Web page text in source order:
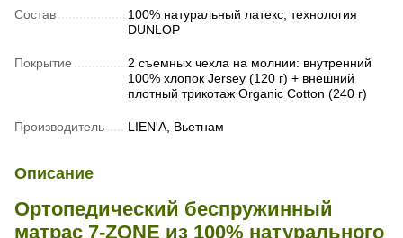
Состав
100% натуральный латекс, технология
DUNLOP
Покрытие
2 съемных чехла на молнии: внутренний
100% хлопок Jersey (120 г) + внешний
плотный трикотаж Organic Cotton (240 г)
Производитель LIEN'A, Вьетнам
Описание
Ортопедический беспружинный
матрас 7-ZONE из 100% натурального